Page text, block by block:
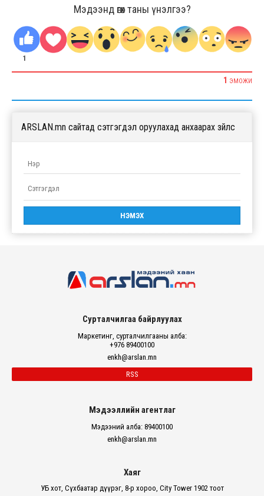
Мэдээнд өгөх таны үнэлгээ?
1
1 ЭМОЖИ
ARSLAN.mn сайтад сэтгэгдэл оруулахад анхаарах зүйлс
Сурталчилгаа байрлуулах
Маркетинг, сурталчилгааны алба:
+976 89400100
enkh@arslan.mn
RSS
Мэдээллийн агентлаг
Мэдээний алба: 89400100
enkh@arslan.mn
Хаяг
УБ хот, Сүхбаатар дүүрэг, 8-р хороо, City Tower 1902 тоот